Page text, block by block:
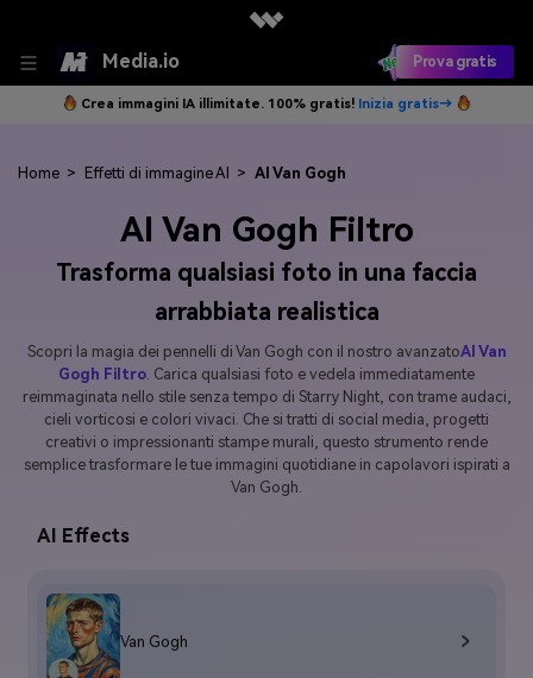
Media.io Prova gratis
Crea immagini IA illimitate. 100% gratis! Inizia gratis→
Home > Effetti di immagine AI > AI Van Gogh
AI Van Gogh Filtro
Trasforma qualsiasi foto in una faccia
arrabbiata realistica
Scopri la magia dei pennelli di Van Gogh con il nostro avanzatoAI Van
Gogh Filtro . Carica qualsiasi foto e vedela immediatamente
reimmaginata nello stile senza tempo di Starry Night, con trame audaci,
cieli vorticosi e colori vivaci. Che si tratti di social media, progetti
creativi o impressionanti stampe murali, questo strumento rende
semplice trasformare le tue immagini quotidiane in capolavori ispirati a
Van Gogh.
AI Effects
Van Gogh